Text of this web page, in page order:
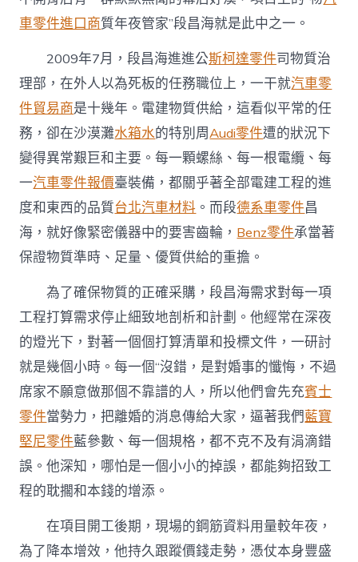
車零件進口商質年夜管家”段昌海就是此中之一。
2009年7月，段昌海進進公斯柯達零件司物質治
理部，在外人以為死板的任務職位上，一干就汽車零
件貿易商是十幾年。電建物質供給，這看似平常的任
務，卻在沙漠灘水箱水的特別周Audi零件遭的狀況下
變得異常艱巨和主要。每一顆螺絲、每一根電纜、每
一汽車零件報價臺裝備，都關乎著全部電建工程的進
度和東西的品質台北汽車材料 。而段德系車零件昌
海，就好像緊密儀器中的要害齒輪， Benz零件承當著
保證物質準時、足量、優質供給的重擔。
為了確保物質的正確采購，段昌海需求對每一項
工程打算需求停止細致地剖析和計劃。他經常在深夜
的燈光下，對著一個個打算清單和投標文件，一研討
就是幾個小時。每一個“沒錯，是對婚事的懺悔，不過
席家不願意做那個不靠譜的人，所以他們會先充賓士
零件當勢力，把離婚的消息傳給大家，逼著我們藍寶
堅尼零件藍參數、每一個規格，都不克不及有涓滴錯
誤。他深知，哪怕是一個小小的掉誤，都能夠招致工
程的耽擱和本錢的增添。
在項目開工後期，現場的鋼筋資料用量較年夜，
為了降本增效，他持久跟蹤價錢走勢，憑仗本身豐盛